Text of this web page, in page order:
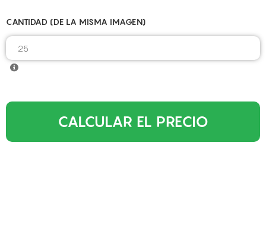
CANTIDAD (DE LA MISMA IMAGEN)
CALCULAR EL PRECIO